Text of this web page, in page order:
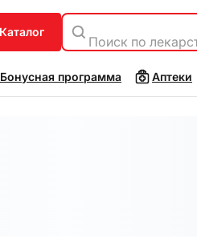
каталог
Поиск по
Бонусная программа Аптеки